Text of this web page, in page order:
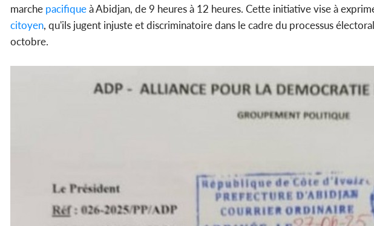
marche pacifiqueà Abidjan, de 9 heures à 12 heures. Cette initiative vise à
citoyen, qu'ils jugent injuste et discriminatoire dans le cadre du processus
octobre.